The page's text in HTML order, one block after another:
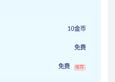
10金币
免费
免费 推荐